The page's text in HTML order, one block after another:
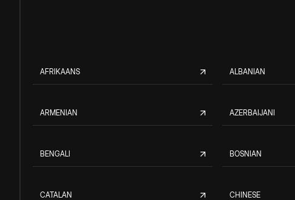
AFRIKAANS ALBANIAN
ARMENIAN AZERBAIJANI
BENGALI BOSNIAN
CATALAN CHINESE